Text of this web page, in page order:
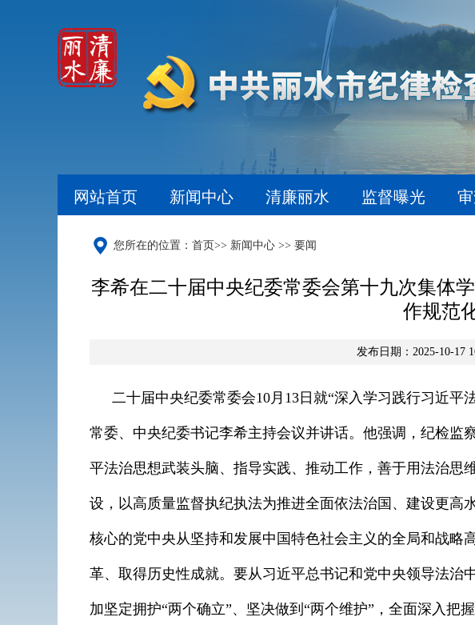
网站首页 新闻中心 清廉丽水 监督曝光
您所在的位置： 首页>> 新闻中心 >> 要闻
李希在二十届中央纪委常委会第十九次集体
作规范
发布日期：2025-10-17
二十届中央纪委常委会10月13日就“深入学习践行习近
常委、中央纪委书记李希主持会议并讲话。他强调，纪检
平法治思想武装头脑、指导实践、推动工作，善于用法治
设，以高质量监督执纪执法为推进全面依法治国、建设更
核心的党中央从坚持和发展中国特色社会主义的全局和战
革、取得历史性成就。要从习近平总书记和党中央领导法
加坚定拥护“两个确立”、坚决做到“两个维护”，全面深入把